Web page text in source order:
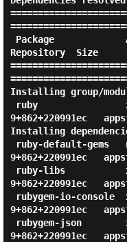
Repository  Size
Installing group/
9+862+220991ec
Installing
9+862+220991ec
9+862+220991ec
9+862+220991ec
9+862+220991ec